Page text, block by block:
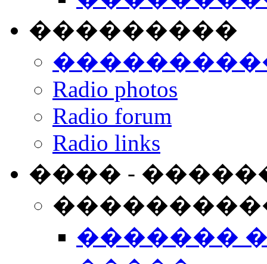
���������
Radio photos
Radio forum
Radio links
���� -
�������